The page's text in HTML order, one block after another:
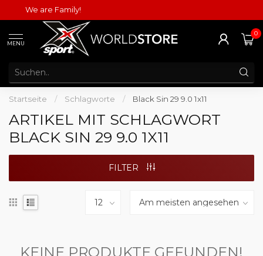
We are Family!
MENU
0
Startseite / Schlagworte / Black Sin 29 9.0 1x11
ARTIKEL MIT SCHLAGWORT
BLACK SIN 29 9.0 1X11
FILTER
KEINE PRODUKTE GEFUNDEN!